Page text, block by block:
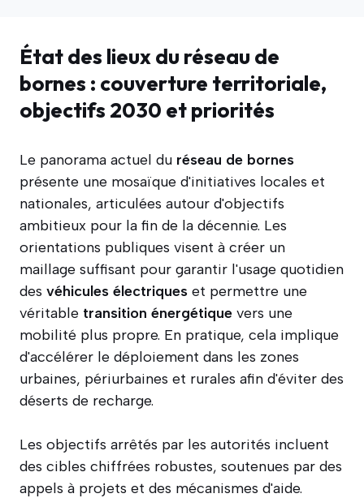
État des lieux du réseau de
bornes : couverture territoriale,
objectifs 2030 et priorités
Le panorama actuel du réseau de bornes
présente une mosaïque d'initiatives locales et
nationales, articulées autour d'objectifs
ambitieux pour la fin de la décennie. Les
orientations publiques visent à créer un
maillage suffisant pour garantir l'usage quotidien
des véhicules électriques et permettre une
véritable transition énergétique vers une
mobilité plus propre. En pratique, cela implique
d'accélérer le déploiement dans les zones
urbaines, périurbaines et rurales afin d'éviter des
déserts de recharge.
Les objectifs arrêtés par les autorités incluent
des cibles chiffrées robustes, soutenues par des
appels à projets et des mécanismes d'aide.